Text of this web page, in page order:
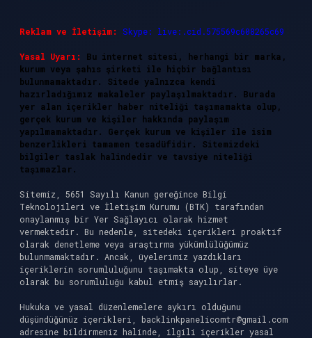
Reklam ve İletişim: Skype: live:.cid.575569c608265c69
Yasal Uyarı:
Bu internet sitesi, herhangi bir marka,
kurum veya şahıs şirketi ile hiçbir bağlantısı
bulunmamaktadır. Sitede yalnızca kendi
hazırladığımız makaleler paylaşılmaktadır. Burada
yer alan içerikler haber niteliği taşımamakta olup,
gerçek kurum ve kişiler hakkında paylaşım
yapılmamaktadır. Gerçek kurum ve kişiler ile isim
benzerlikleri tamamen tesadüfidir. Sitemizdeki
bilgiler taslak halindedir ve tavsiye niteliği
taşımazlar.
Sitemiz, 5651 Sayılı Kanun gereğince Bilgi
Teknolojileri ve İletişim Kurumu (BTK) tarafından
onaylanmış bir Yer Sağlayıcı olarak hizmet
vermektedir. Bu nedenle, sitedeki içerikleri proaktif
olarak denetleme veya araştırma yükümlülüğümüz
bulunmamaktadır. Ancak, üyelerimiz yazdıkları
içeriklerin sorumluluğunu taşımakta olup, siteye üye
olarak bu sorumluluğu kabul etmiş sayılırlar.
Hukuka ve yasal düzenlemelere aykırı olduğunu
düşündüğünüz içerikleri, backlinkpanelicomtr@gmail.com
adresine bildirmeniz halinde, ilgili içerikler yasal